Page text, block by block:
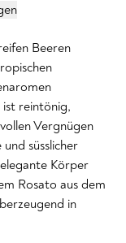
Beeren
reintönig,
Vergnügen
süsslicher
Körper
Rosato aus dem
in